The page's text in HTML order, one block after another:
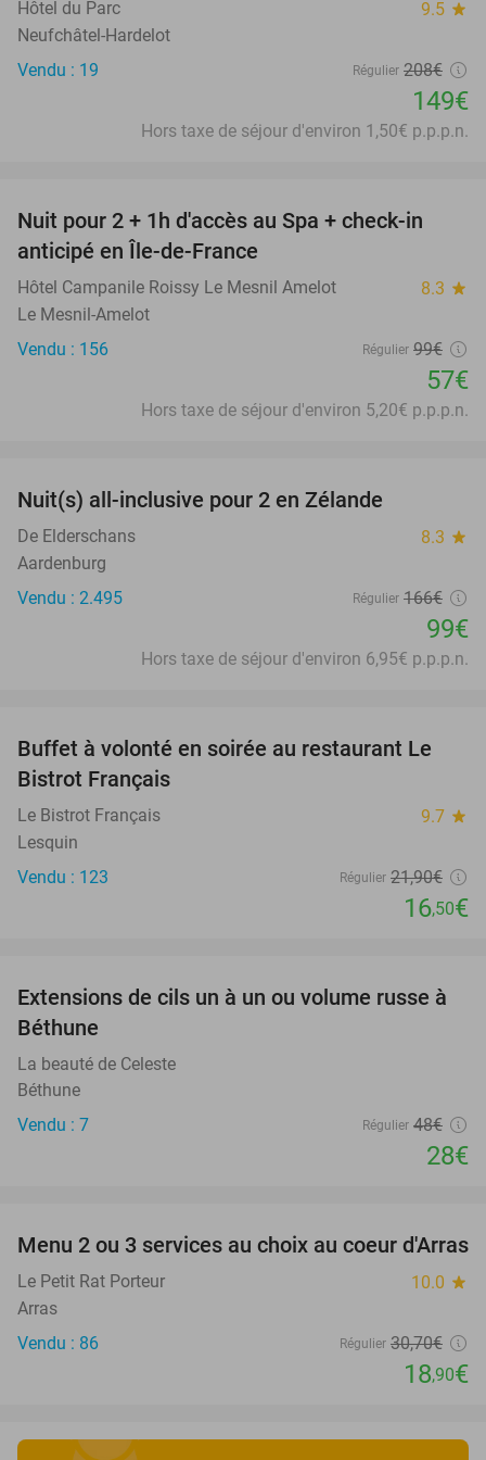
Hôtel du Parc 9.5 star
Neufchâtel-Hardelot
Vendu : 19
Régulier 208€
149€
Hors taxe de séjour d'environ 1,50€ p.p.p.n.
42%
Nuit pour 2 + 1h d'accès au Spa + check-in
anticipé en Île-de-France
Hôtel Campanile Roissy Le Mesnil Amelot 8.3 star
Le Mesnil-Amelot
Vendu : 156
Régulier 99€
57€
Hors taxe de séjour d'environ 5,20€ p.p.p.n.
Nuit(s) all-inclusive pour 2 en Zélande
De Elderschans 8.3 star
Aardenburg
Vendu : 2.495
Régulier 166€
99€
Hors taxe de séjour d'environ 6,95€ p.p.p.n.
25%
Buffet à volonté en soirée au restaurant Le
Bistrot Français
Le Bistrot Français 9.7 star
Lesquin
Vendu : 123
Régulier 21,90€
16,50€
42%
Extensions de cils un à un ou volume russe à
Béthune
La beauté de Celeste
Béthune
Vendu : 7
Régulier 48€
28€
38%
Menu 2 ou 3 services au choix au coeur d'Arras
Le Petit Rat Porteur 10.0 star
Arras
Vendu : 86
Régulier 30,70€
18,90€